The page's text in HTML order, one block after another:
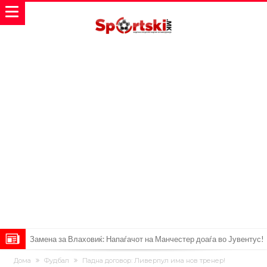
Замена за Влаховиќ: Напаѓачот на Манчестер доаѓа во Јувентус!
УЕФА повторно се заканува со бојкот на турнирите на ФИФА
Дома Фудбал Падна договор: Ливерпул има нов тренер!